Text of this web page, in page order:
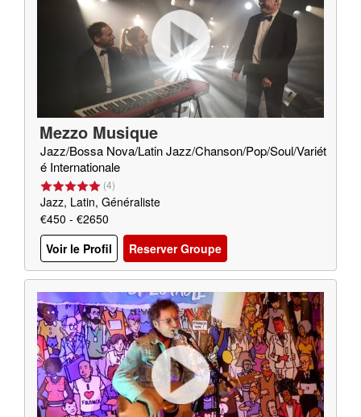
Mezzo Musique
Jazz/Bossa Nova/Latin Jazz/Chanson/Pop/Soul/Variét
é Internationale
(4)
Jazz, Latin, Généraliste
€450 - €2650
Voir le Profil
Reserver Groupe